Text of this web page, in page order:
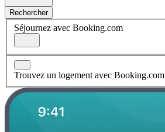
Rechercher
Séjournez avec Booking.com
Trouvez un logement avec Booking.com